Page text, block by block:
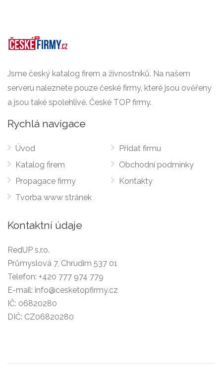
Jsme český katalog firem a živnostníků. Na našem
serveru naleznete pouze české firmy, které jsou ověřeny
a jsou také spolehlivé. České TOP firmy.
Rychlá navigace
Úvod
Katalog firem
Propagace firmy
Tvorba www stránek
Přidat firmu
Obchodní podmínky
Kontakty
Kontaktní údaje
RedUP s.r.o.
Průmyslová 7, Chrudim 537 01
Telefon: +420 777 974 779
E-mail: info@cesketopfirmy.cz
IČ: 06820280
DIČ: CZ06820280